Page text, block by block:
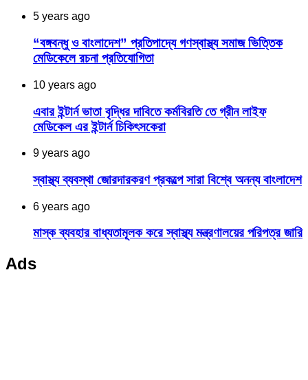
5 years ago
“বঙ্গবন্ধু ও বাংলাদেশ” ​প্রতিপাদ্যে গণস্বাস্থ্য সমাজ ভিত্তিক
মেডিকেলে রচনা প্রতিযোগিতা
10 years ago
এবার ইন্টার্ন ভাতা বৃদ্ধির দাবিতে কর্মবিরতি তে গ্রীন লাইফ
মেডিকেল এর ইন্টার্ন চিকিৎসকেরা
9 years ago
স্বাস্থ্য ব্যবস্থা জোরদারকরণ প্রকল্পে সারা বিশ্বে অনন্য বাংলাদেশ
6 years ago
মাস্ক ব্যবহার বাধ্যতামূলক করে স্বাস্থ্য মন্ত্রণালয়ের পরিপত্র জারি
Ads